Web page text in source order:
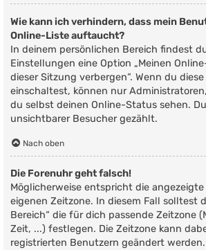
Wie kann ich verhindern, dass mein
Online-Liste auftaucht?
In deinem persönlichen Bereich findest
Einstellungen eine Option „Meinen
dieser Sitzung verbergen“. Wenn du
einschaltest, können nur
du selbst deinen Online-Status sehen.
unsichtbarer Besucher gezählt.
Nach oben
Die Forenuhr geht falsch!
Möglicherweise entspricht die
eigenen Zeitzone. In diesem Fall solltest
Bereich“ die für dich passende Zeitzone
Zeit, ...) festlegen. Die Zeitzone kann
registrierten Benutzern geändert